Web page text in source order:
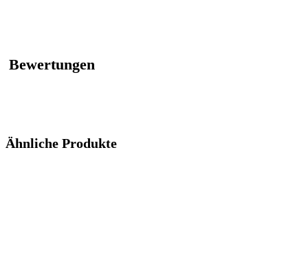
Bewertungen
Ähnliche Produkte